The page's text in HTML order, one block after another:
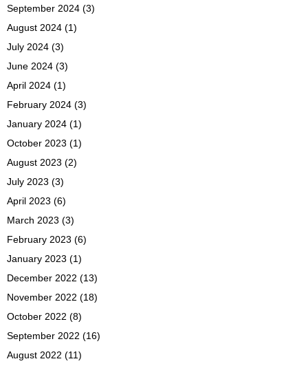
September 2024 (3)
August 2024 (1)
July 2024 (3)
June 2024 (3)
April 2024 (1)
February 2024 (3)
January 2024 (1)
October 2023 (1)
August 2023 (2)
July 2023 (3)
April 2023 (6)
March 2023 (3)
February 2023 (6)
January 2023 (1)
December 2022 (13)
November 2022 (18)
October 2022 (8)
September 2022 (16)
August 2022 (11)